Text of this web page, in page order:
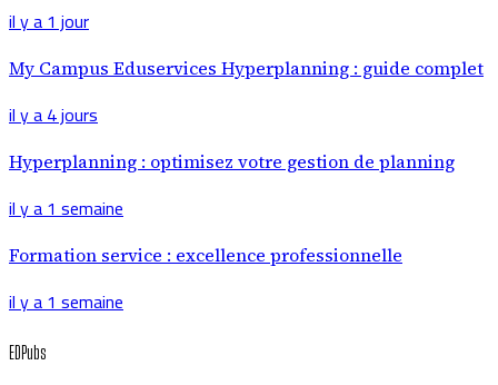
il y a 1 jour
My Campus Eduservices Hyperplanning : guide complet
il y a 4 jours
Hyperplanning : optimisez votre gestion de planning
il y a 1 semaine
Formation service : excellence professionnelle
il y a 1 semaine
EDPubs